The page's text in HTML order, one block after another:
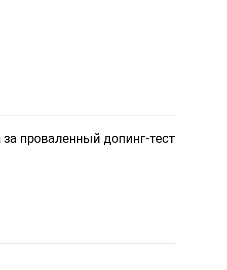
проваленный допинг-тест